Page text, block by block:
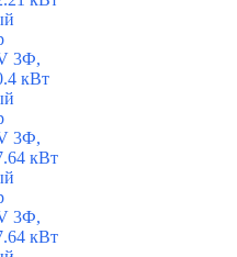
3Ф,
кВт
3Ф,
кВт
3Ф,
кВт